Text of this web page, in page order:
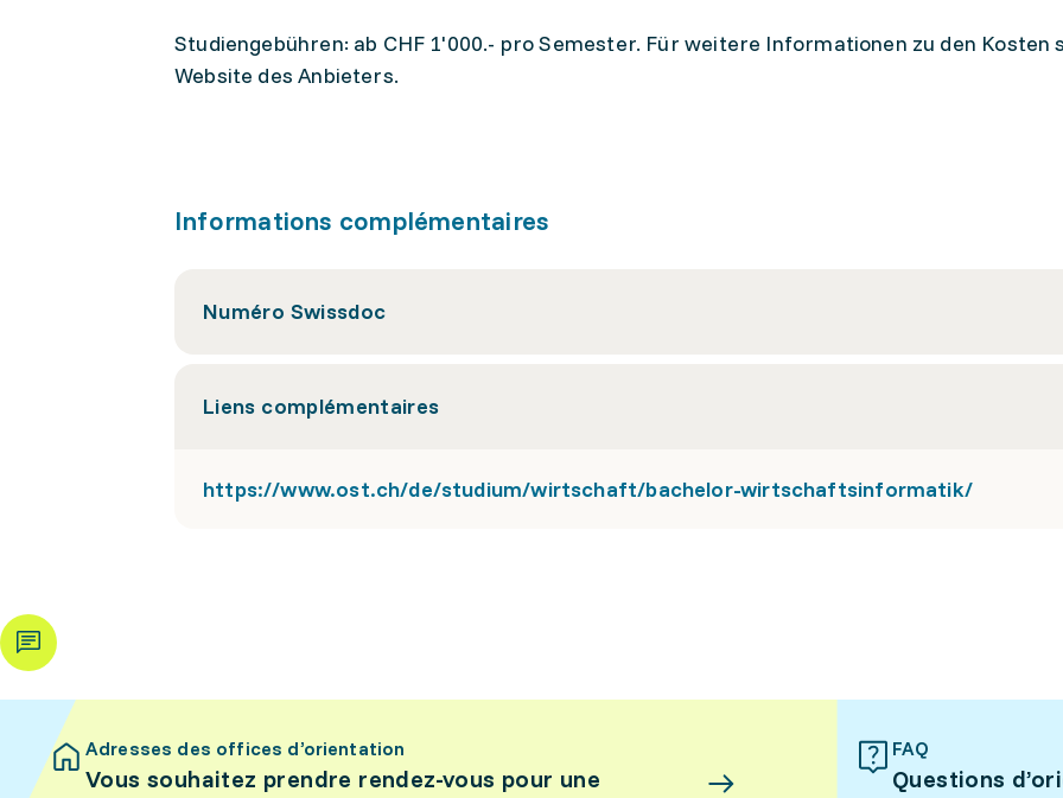
Studiengebühren: ab CHF 1'000.- pro Semester. Für weitere Informationen zu den Kosten
Website des Anbieters.
Informations complémentaires
Numéro Swissdoc
Liens complémentaires
https://www.ost.ch/de/studium/wirtschaft/bachelor-wirtschaftsinformatik/
Adresses des offices d’orientation
Vous souhaitez prendre rendez-vous pour une
FAQ
Questions